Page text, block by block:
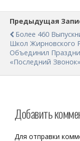
Предыдущая
Более 460
Школ Жирновского
Объединил
«Последний Звонок»
Добавить
Для отправки